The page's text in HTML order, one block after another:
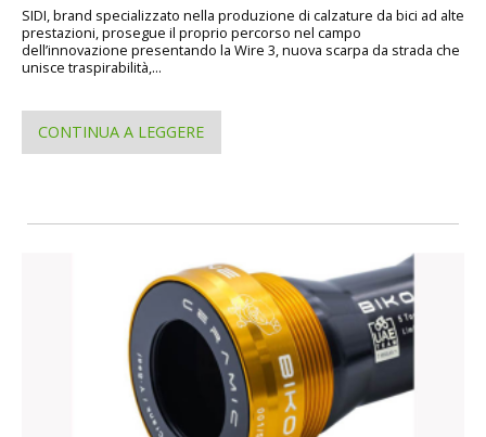
SIDI, brand specializzato nella produzione di calzature da bici ad alte
prestazioni, prosegue il proprio percorso nel campo
dell’innovazione presentando la Wire 3, nuova scarpa da strada che
unisce traspirabilità,...
CONTINUA A LEGGERE